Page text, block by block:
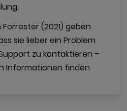
(2021) geben
sie lieber ein Problem
zu kontaktieren –
Informationen finden